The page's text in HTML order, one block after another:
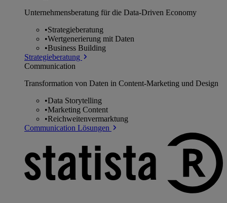
Unternehmens­beratung für die Data-Driven Economy
•Strategieberatung
•Wertgenerierung mit Daten
•Business Building
Strategieberatung
Communication
Transformation von Daten in Content-Marketing und Design
•Data Storytelling
•Marketing Content
•Reichweitenvermarktung
Communication Lösungen